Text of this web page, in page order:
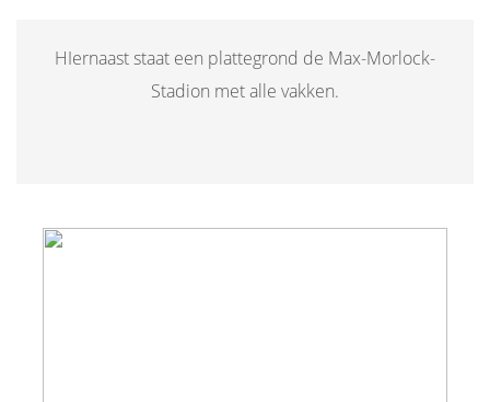
HIernaast staat een plattegrond de Max-Morlock-
Stadion met alle vakken.